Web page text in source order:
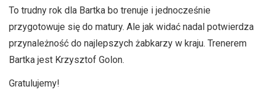
To trudny rok dla Bartka bo trenuje i jednocześnie
przygotowuje się do matury. Ale jak widać nadal potwierdza
przynależność do najlepszych żabkarzy w kraju. Trenerem
Bartka jest Krzysztof Golon.
Gratulujemy!